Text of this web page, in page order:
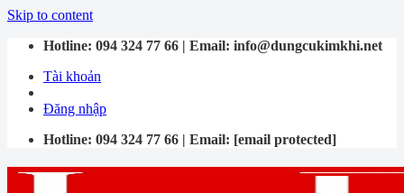
Skip to content
Hotline: 094 324 77 66 | Email: info@dungcukimkhi.net
Tài khoản
Đăng nhập
Hotline: 094 324 77 66 | Email: [email protected]